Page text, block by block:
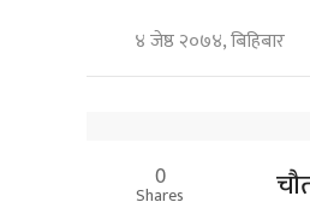
४ जेष्ठ २०७४, बिहिबार
0
Shares